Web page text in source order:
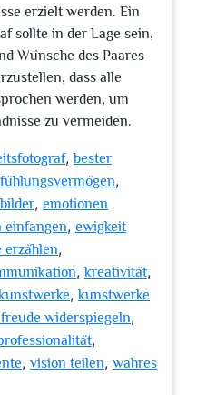
erzielt werden. Ein
sollte in der Lage sein,
Wünsche des Paares
dass alle
werden, um
zu vermeiden.
,bester
,
, emotionen
einfangen, ewigkeit
erzählen,
,kreativität,
,kunstwerke
widerspiegeln,
,
, vision teilen, wahres